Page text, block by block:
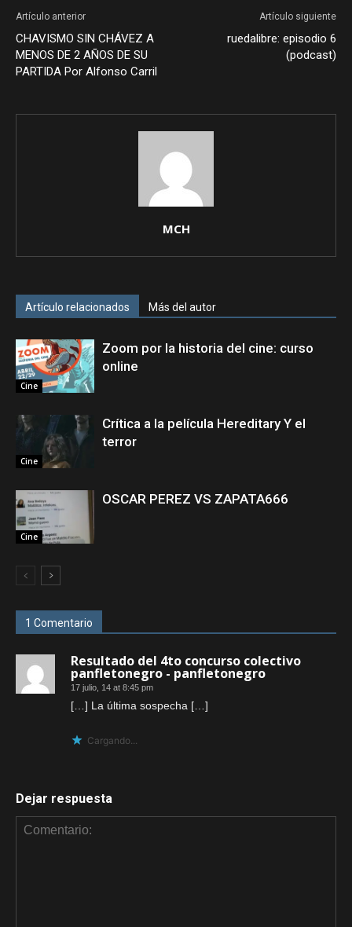
Artículo anterior
CHAVISMO SIN CHÁVEZ A
MENOS DE 2 AÑOS DE SU
PARTIDA Por Alfonso Carril
Artículo siguiente
ruedalibre: episodio 6
(podcast)
MCH
Artículo relacionados Más del autor
Cine
Zoom por la historia del cine: curso
online
Cine
Crítica a la película Hereditary Y el
terror
Cine
OSCAR PEREZ VS ZAPATA666
1 Comentario
Resultado del 4to concurso colectivo
panfletonegro - panfletonegro
17 julio, 14 at 8:45 pm
[…] La última sospecha […]
Cargando...
Dejar respuesta